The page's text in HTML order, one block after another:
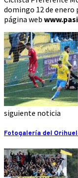
domingo 12 de enero
página web
siguiente noticia
Fotogalería del